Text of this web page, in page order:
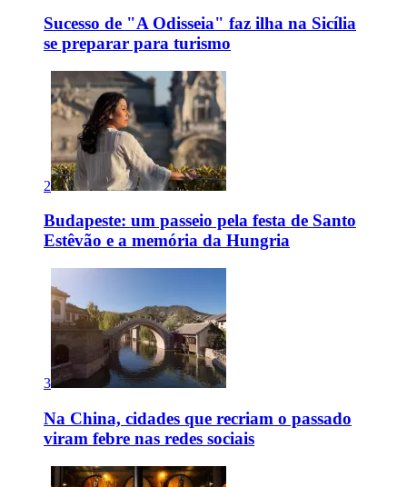
Sucesso de "A Odisseia" faz ilha na Sicília
se preparar para turismo
2
Budapeste: um passeio pela festa de Santo
Estêvão e a memória da Hungria
3
Na China, cidades que recriam o passado
viram febre nas redes sociais